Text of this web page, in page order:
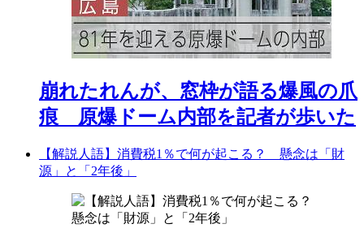
崩れたれんが、窓枠が語る爆風の爪
痕 原爆ドーム内部を記者が歩いた
【解説人語】消費税1％で何が起こる？ 懸念は「財
源」と「2年後」